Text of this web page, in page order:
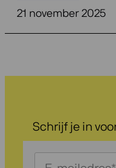
21 november 2025
Schrijf je in